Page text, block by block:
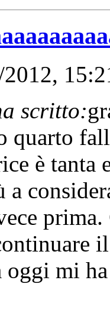
scritto:
quarto
è tanta
a
prima.
oggi mi